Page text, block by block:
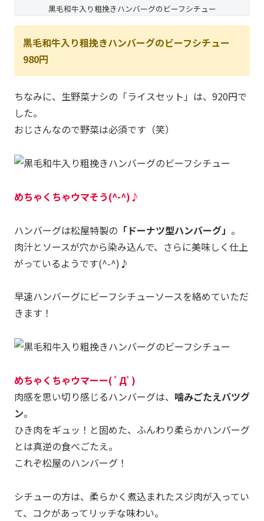
黒毛和牛入り粗挽きハンバーグのビーフシチュー
黒毛和牛入り粗挽きハンバーグのビーフシチュー
980円
ちなみに、生野菜ナシの「ライスセット」は、920円で
した。
おじさんなので野菜は必須です（笑）
めちゃくちゃウマそう(^-^)♪
ハンバーグは松屋特製の 「ドーナツ型ハンバーグ」 。
肉汁とソースが穴から染み込んで、さらに美味しく仕上
がっているようです(^-^)♪
早速ハンバーグにビーフシチューソースを絡めていただ
きます！
めちゃくちゃウマーー( ﾟДﾟ)
肉感を思い切り感じるハンバーグは、 噛みごたえバツグ
ン。
ひき肉をギュッ！と固めた、ふんわり柔らかハンバーグ
とは真逆の食べごたえ。
これぞ松屋のハンバーグ！
シチューの方は、柔らかく煮込まれたスジ肉が入ってい
て、コクがあってリッチな味わい。